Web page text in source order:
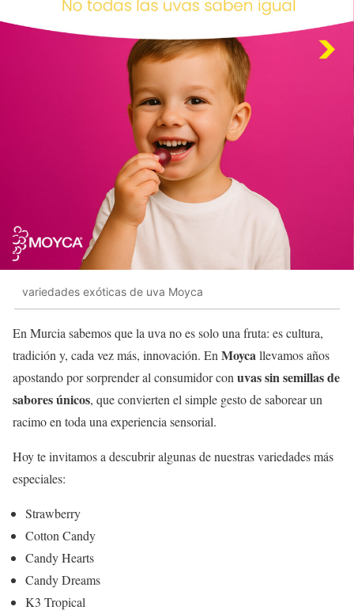
variedades exóticas de uva Moyca
En Murcia sabemos que la uva no es solo una fruta: es cultura,
tradición y, cada vez más, innovación. En Moycallevamos años
apostando por sorprender al consumidor con uvas sin semillas de
sabores únicos, que convierten el simple gesto de saborear un
racimo en toda una experiencia sensorial.
Hoy te invitamos a descubrir algunas de nuestras variedades más
especiales:
Strawberry
Cotton Candy
Candy Hearts
Candy Dreams
K3 Tropical